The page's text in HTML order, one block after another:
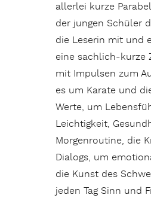
allerlei kurze
der jungen Schüler
die Leserin mit und
eine sachlich-kurze
mit Impulsen zum
es um Karate und
Werte, um
Leichtigkeit,
Morgenroutine, die
Dialogs, um
die Kunst des
jeden Tag Sinn und